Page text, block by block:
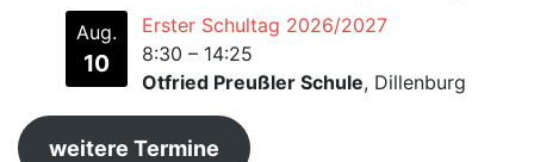
Aug.
10
Erster Schultag 2026/2027
8:30 – 14:25
Otfried Preußler Schule, Dillenburg
weitere Termine